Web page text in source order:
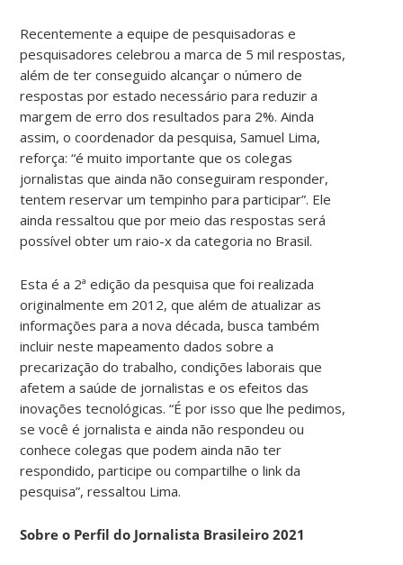
Recentemente a equipe de pesquisadoras e
pesquisadores celebrou a marca de 5 mil respostas,
além de ter conseguido alcançar o número de
respostas por estado necessário para reduzir a
margem de erro dos resultados para 2%. Ainda
assim, o coordenador da pesquisa, Samuel Lima,
reforça: “é muito importante que os colegas
jornalistas que ainda não conseguiram responder,
tentem reservar um tempinho para participar”. Ele
ainda ressaltou que por meio das respostas será
possível obter um raio-x da categoria no Brasil.
Esta é a 2ª edição da pesquisa que foi realizada
originalmente em 2012, que além de atualizar as
informações para a nova década, busca também
incluir neste mapeamento dados sobre a
precarização do trabalho, condições laborais que
afetem a saúde de jornalistas e os efeitos das
inovações tecnológicas. “É por isso que lhe pedimos,
se você é jornalista e ainda não respondeu ou
conhece colegas que podem ainda não ter
respondido, participe ou compartilhe o link da
pesquisa”, ressaltou Lima.
Sobre o Perfil do Jornalista Brasileiro 2021